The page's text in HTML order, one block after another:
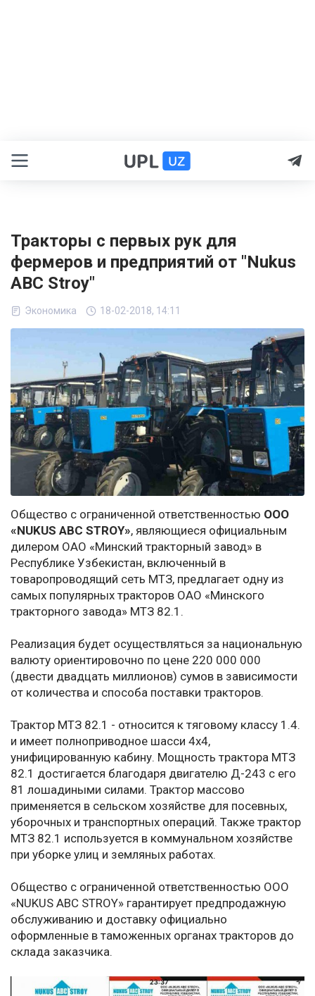
Тракторы с первых рук для
фермеров и предприятий от "Nukus
ABC Stroy"
Экономика 18-02-2018, 14:11
Общество с ограниченной ответственностью ООО
«NUKUS ABC STROY», являющиеся официальным
дилером ОАО «Минский тракторный завод» в
Республике Узбекистан, включенный в
товаропроводящий сеть МТЗ, предлагает одну из
самых популярных тракторов ОАО «Минского
тракторного завода» МТЗ 82.1.
Реализация будет осуществляться за национальную
валюту ориентировочно по цене 220 000 000
(двести двадцать миллионов) сумов в зависимости
от количества и способа поставки тракторов.
Трактор МТЗ 82.1 - относится к тяговому классу 1.4.
и имеет полноприводное шасси 4х4,
унифицированную кабину. Мощность трактора МТЗ
82.1 достигается благодаря двигателю Д-243 с его
81 лошадиными силами. Трактор массово
применяется в сельском хозяйстве для посевных,
уборочных и транспортных операций. Также трактор
МТЗ 82.1 используется в коммунальном хозяйстве
при уборке улиц и земляных работах.
Общество с ограниченной ответственностью ООО
«NUKUS ABC STROY» гарантирует предпродажную
обслуживанию и доставку официально
оформленные в таможенных органах тракторов до
склада заказчика.